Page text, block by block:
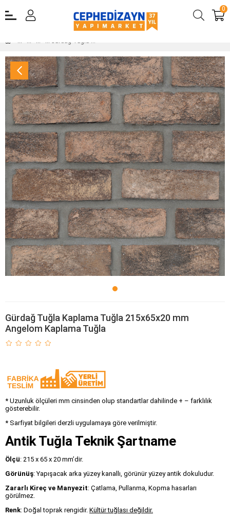
0
Gürdağ Tuğla Kaplama Tuğla 215x65x20 mm Angelom Kaplama Tuğla
Gürdağ Tuğla Kaplama Tuğla 215x65x20 mm
Angelom Kaplama Tuğla
* Uzunluk ölçüleri mm cinsinden olup standartlar dahilinde + – farklılık
gösterebilir.
* Sarfiyat bilgileri derzli uygulamaya göre verilmiştir.
Antik Tuğla Teknik Şartname
Ölçü: 215 x 65 x 20 mm’dir.
Görünüş: Yapışacak arka yüzey kanallı, görünür yüzey antik dokuludur.
Zararlı Kireç ve Manyezit: Çatlama, Pullanma, Kopma hasarları
görülmez.
Renk: Doğal toprak rengidir. Kültür tuğlası değildir.